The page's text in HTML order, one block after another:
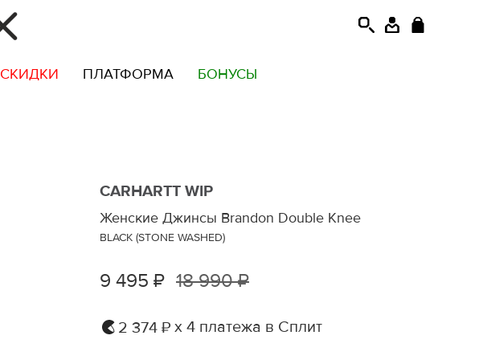
СКИДКИ ПЛАТФОРМА БОНУСЫ
CARHARTT WIP
Женские Джинсы Brandon Double Knee
BLACK (STONE WASHED)
9 495 ₽ 18 990 ₽
2 374 ₽ х 4 платежа в Сплит